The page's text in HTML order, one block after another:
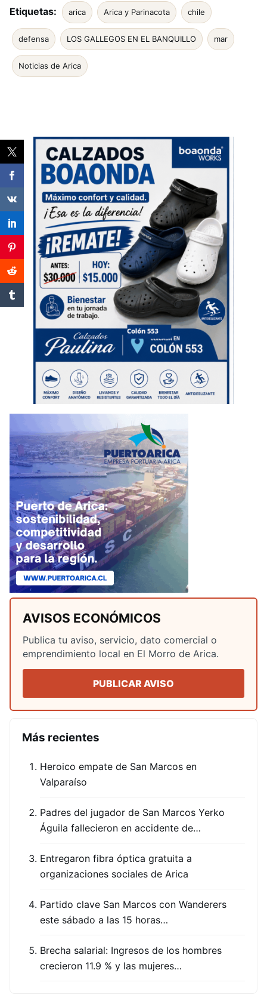
Etiquetas: arica Arica y Parinacota chile
defensa LOS GALLEGOS EN EL BANQUILLO mar
Noticias de Arica
AVISOS ECONÓMICOS
Publica tu aviso, servicio, dato comercial o
emprendimiento local en El Morro de Arica.
PUBLICAR AVISO
Más recientes
Heroico empate de San Marcos en
Valparaíso
Padres del jugador de San Marcos Yerko
Águila fallecieron en accidente de…
Entregaron fibra óptica gratuita a
organizaciones sociales de Arica
Partido clave San Marcos con Wanderers
este sábado a las 15 horas…
Brecha salarial: Ingresos de los hombres
crecieron 11.9 % y las mujeres…